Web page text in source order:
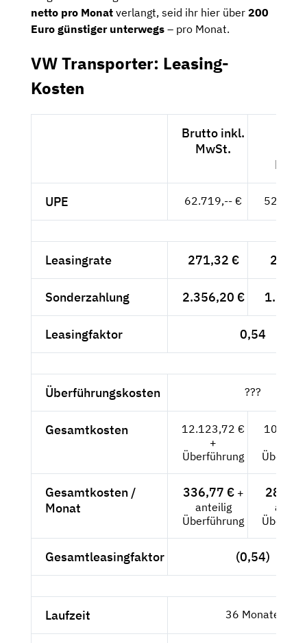
netto pro Monat verlangt, seid ihr hier über 200
Euro günstiger unterwegs – pro Monat.
VW Transporter: Leasing-
Kosten
Brutto inkl.
MwSt.
UPE 62.719,-- €
Leasingrate 271,32 €
Sonderzahlung 2.356,20 €
Leasingfaktor 0,54
Überführungskosten ???
Gesamtkosten
12.123,72 €
+
Überführung
Gesamtkosten /
Monat
336,77 €+
anteilig
Überführung
283,--
Gesamtleasingfaktor (0,54)
Laufzeit 36 Monate